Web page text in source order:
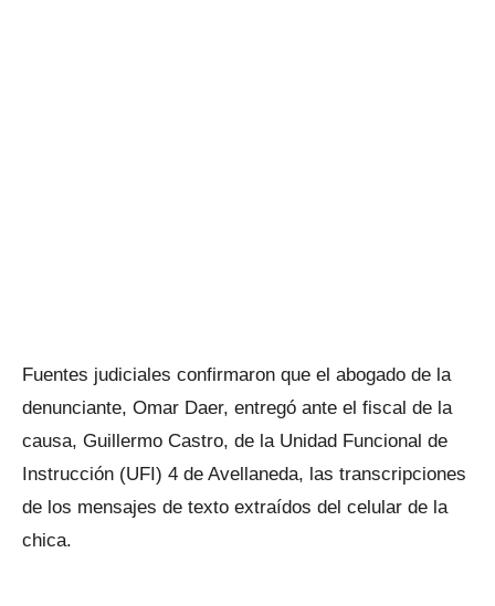
Fuentes judiciales confirmaron que el abogado de la
denunciante, Omar Daer, entregó ante el fiscal de la
causa, Guillermo Castro, de la Unidad Funcional de
Instrucción (UFI) 4 de Avellaneda, las transcripciones
de los mensajes de texto extraídos del celular de la
chica.